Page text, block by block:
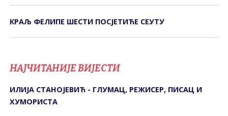
КРАЉ ФЕЛИПЕ ШЕСТИ ПОСЈЕТИЋЕ СЕУТУ
НАЈЧИТАНИЈЕ ВИЈЕСТИ
ИЛИЈА СТАНОЈЕВИЋ - ГЛУМАЦ, РЕЖИСЕР, ПИСАЦ И
ХУМОРИСТА